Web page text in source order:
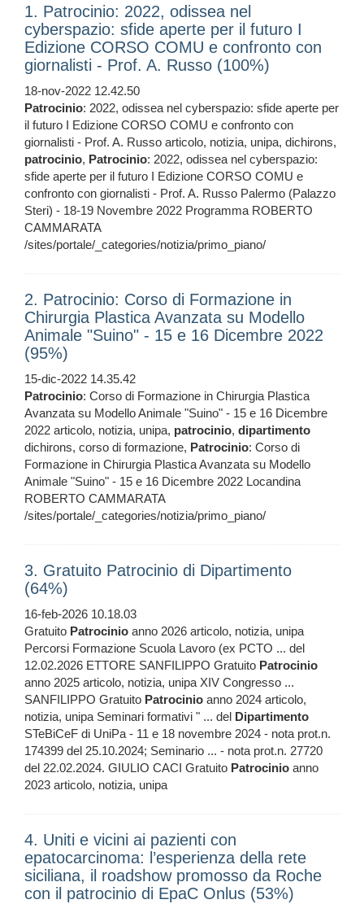
1. Patrocinio: 2022, odissea nel
cyberspazio: sfide aperte per il futuro I
Edizione CORSO COMU e confronto con
giornalisti - Prof. A. Russo (100%)
18-nov-2022 12.42.50
Patrocinio: 2022, odissea nel cyberspazio: sfide aperte per
il futuro I Edizione CORSO COMU e confronto con
giornalisti - Prof. A. Russo articolo, notizia, unipa, dichirons,
patrocinio, Patrocinio: 2022, odissea nel cyberspazio:
sfide aperte per il futuro I Edizione CORSO COMU e
confronto con giornalisti - Prof. A. Russo Palermo (Palazzo
Steri) - 18-19 Novembre 2022 Programma ROBERTO
CAMMARATA
/sites/portale/_categories/notizia/primo_piano/
2. Patrocinio: Corso di Formazione in
Chirurgia Plastica Avanzata su Modello
Animale "Suino" - 15 e 16 Dicembre 2022
(95%)
15-dic-2022 14.35.42
Patrocinio: Corso di Formazione in Chirurgia Plastica
Avanzata su Modello Animale "Suino" - 15 e 16 Dicembre
2022 articolo, notizia, unipa, patrocinio, dipartimento
dichirons, corso di formazione, Patrocinio: Corso di
Formazione in Chirurgia Plastica Avanzata su Modello
Animale "Suino" - 15 e 16 Dicembre 2022 Locandina
ROBERTO CAMMARATA
/sites/portale/_categories/notizia/primo_piano/
3. Gratuito Patrocinio di Dipartimento
(64%)
16-feb-2026 10.18.03
Gratuito Patrocinio anno 2026 articolo, notizia, unipa
Percorsi Formazione Scuola Lavoro (ex PCTO ... del
12.02.2026 ETTORE SANFILIPPO Gratuito Patrocinio
anno 2025 articolo, notizia, unipa XIV Congresso ...
SANFILIPPO Gratuito Patrocinio anno 2024 articolo,
notizia, unipa Seminari formativi " ... del Dipartimento
STeBiCeF di UniPa - 11 e 18 novembre 2024 - nota prot.n.
174399 del 25.10.2024; Seminario ... - nota prot.n. 27720
del 22.02.2024. GIULIO CACI Gratuito Patrocinio anno
2023 articolo, notizia, unipa
4. Uniti e vicini ai pazienti con
epatocarcinoma: l’esperienza della rete
siciliana, il roadshow promosso da Roche
con il patrocinio di EpaC Onlus (53%)